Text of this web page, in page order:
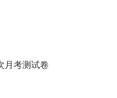
月考测试卷